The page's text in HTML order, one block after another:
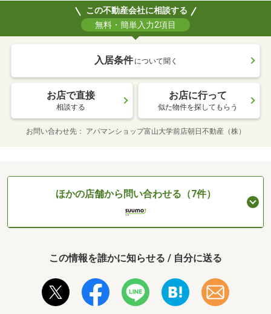
この不動産会社に相談する
無料・簡単入力2項目
入居条件 について聞く
お店で直接
相談する
お店に行って
似た物件を探してもらう
お問い合わせ先 アパマンショップ富山大学前店朝日不動産（株）
ほかの店舗から問い合わせる（7件）
この情報を誰かに知らせる / 自分に送る